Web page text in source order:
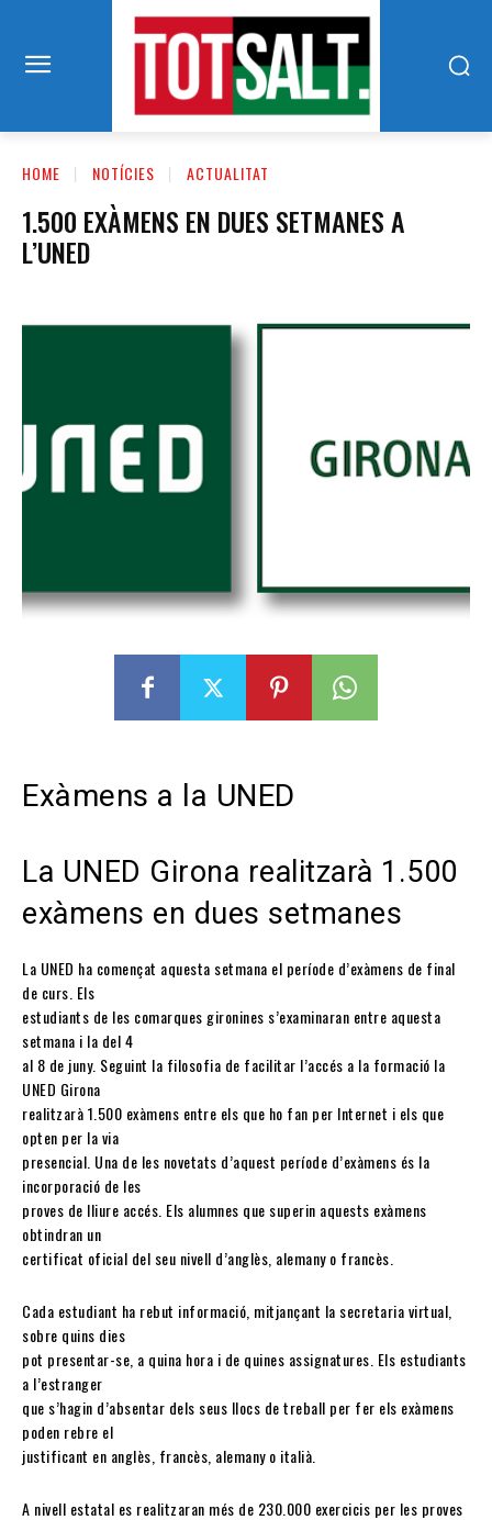
HOME NOTÍCIES ACTUALITAT
1.500 EXÀMENS EN DUES SETMANES A
L’UNED
Exàmens a la UNED
La UNED Girona realitzarà 1.500
exàmens en dues setmanes
La UNED ha començat aquesta setmana el període d’exàmens de final
de curs. Els
estudiants de les comarques gironines s’examinaran entre aquesta
setmana i la del 4
al 8 de juny. Seguint la filosofia de facilitar l’accés a la formació la
UNED Girona
realitzarà 1.500 exàmens entre els que ho fan per Internet i els que
opten per la via
presencial. Una de les novetats d’aquest període d’exàmens és la
incorporació de les
proves de lliure accés. Els alumnes que superin aquests exàmens
obtindran un
certificat oficial del seu nivell d’anglès, alemany o francès.
Cada estudiant ha rebut informació, mitjançant la secretaria virtual,
sobre quins dies
pot presentar-se, a quina hora i de quines assignatures. Els estudiants
a l’estranger
que s’hagin d’absentar dels seus llocs de treball per fer els exàmens
poden rebre el
justificant en anglès, francès, alemany o italià.
A nivell estatal es realitzaran més de 230.000 exercicis per les proves